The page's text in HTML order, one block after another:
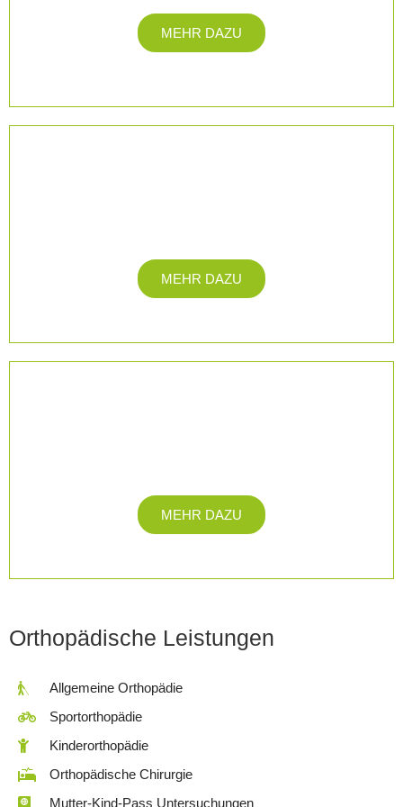
MEHR DAZU
MEHR DAZU
MEHR DAZU
Orthopädische Leistungen
Allgemeine Orthopädie
Sportorthopädie
Kinderorthopädie
Orthopädische Chirurgie
Mutter-Kind-Pass Untersuchungen